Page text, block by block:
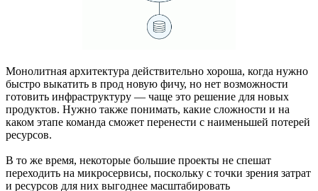
Монолитная архитектура действительно хороша, когда нужно
быстро выкатить в прод новую фичу, но нет возможности
готовить инфраструктуру — чаще это решение для новых
продуктов. Нужно также понимать, какие сложности и на
каком этапе команда сможет перенести с наименьшей потерей
ресурсов.
В то же время, некоторые большие проекты не спешат
переходить на микросервисы, поскольку с точки зрения затрат
и ресурсов для них выгоднее масштабировать